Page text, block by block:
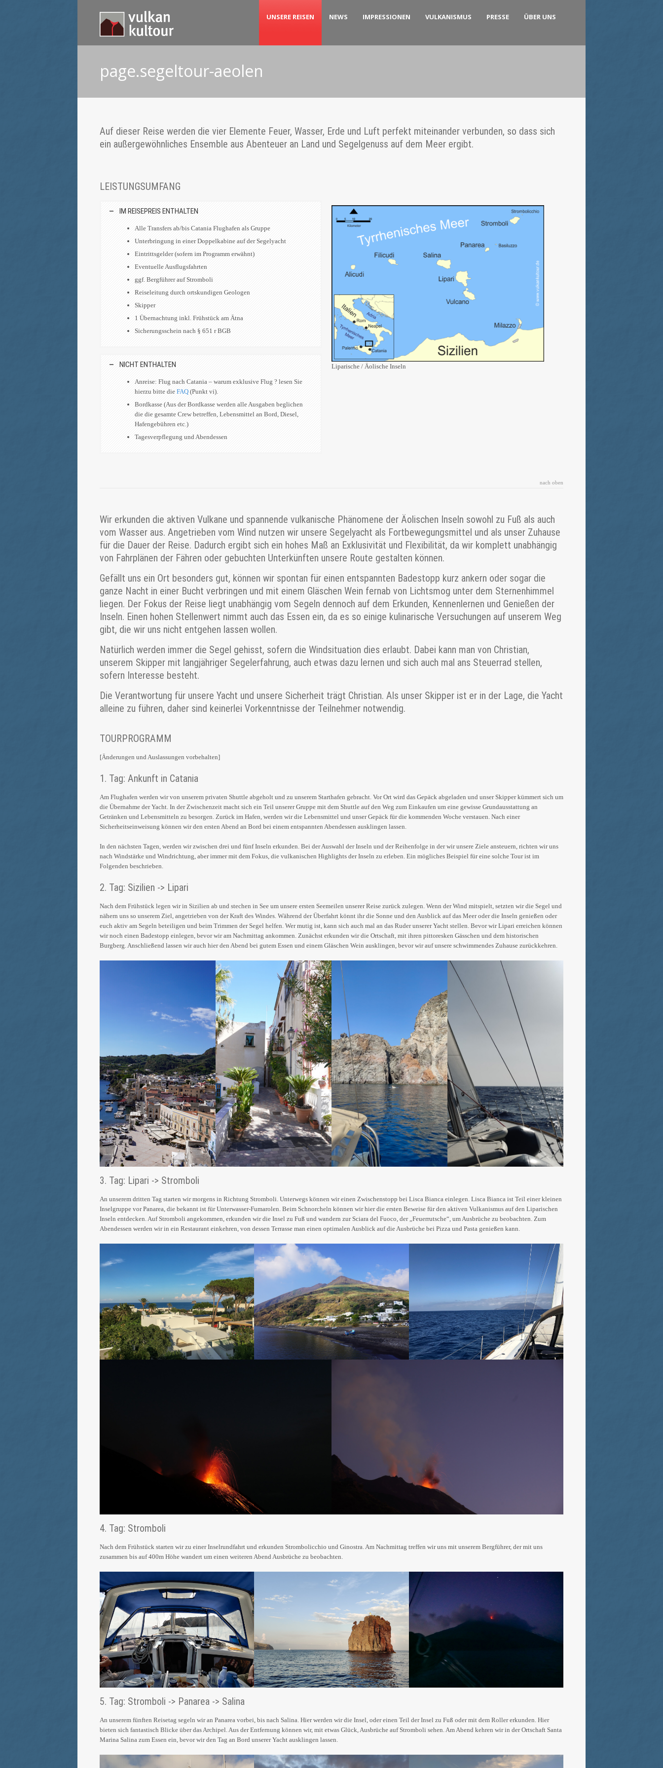
UNSERE REISEN NEWS IMPRESSIONEN VULKANISMUS PRESSE ÜBER UNS
page.segeltour-aeolen
Auf dieser Reise werden die vier Elemente Feuer, Wasser, Erde und Luft perfekt miteinander verbunden, so dass sich
ein außergewöhnliches Ensemble aus Abenteuer an Land und Segelgenuss auf dem Meer ergibt.
LEISTUNGSUMFANG
IM REISEPREIS ENTHALTEN
Alle Transfers ab/bis Catania Flughafen als Gruppe
Unterbringung in einer Doppelkabine auf der Segelyacht
Eintrittsgelder (sofern im Programm erwähnt)
Eventuelle Ausflugsfahrten
ggf. Bergführer auf Stromboli
Reiseleitung durch ortskundigen Geologen
Skipper
1 Übernachtung inkl. Frühstück am Ätna
Sicherungsschein nach § 651 r BGB
NICHT ENTHALTEN
Anreise: Flug nach Catania – warum exklusive Flug ? lesen Sie
hierzu bitte die FAQ (Punkt vi).
Bordkasse (Aus der Bordkasse werden alle Ausgaben beglichen
die die gesamte Crew betreffen, Lebensmittel an Bord, Diesel,
Hafengebühren etc.)
Tagesverpflegung und Abendessen
Liparische / Äolische Inseln
nach oben
Wir erkunden die aktiven Vulkane und spannende vulkanische Phänomene der Äolischen Inseln sowohl zu Fuß als auch
vom Wasser aus. Angetrieben vom Wind nutzen wir unsere Segelyacht als Fortbewegungsmittel und als unser Zuhause
für die Dauer der Reise. Dadurch ergibt sich ein hohes Maß an Exklusivität und Flexibilität, da wir komplett unabhängig
von Fahrplänen der Fähren oder gebuchten Unterkünften unsere Route gestalten können.
Gefällt uns ein Ort besonders gut, können wir spontan für einen entspannten Badestopp kurz ankern oder sogar die
ganze Nacht in einer Bucht verbringen und mit einem Gläschen Wein fernab von Lichtsmog unter dem Sternenhimmel
liegen. Der Fokus der Reise liegt unabhängig vom Segeln dennoch auf dem Erkunden, Kennenlernen und Genießen der
Inseln. Einen hohen Stellenwert nimmt auch das Essen ein, da es so einige kulinarische Versuchungen auf unserem Weg
gibt, die wir uns nicht entgehen lassen wollen.
Natürlich werden immer die Segel gehisst, sofern die Windsituation dies erlaubt. Dabei kann man von Christian,
unserem Skipper mit langjähriger Segelerfahrung, auch etwas dazu lernen und sich auch mal ans Steuerrad stellen,
sofern Interesse besteht.
Die Verantwortung für unsere Yacht und unsere Sicherheit trägt Christian. Als unser Skipper ist er in der Lage, die Yacht
alleine zu führen, daher sind keinerlei Vorkenntnisse der Teilnehmer notwendig.
TOURPROGRAMM
[Änderungen und Auslassungen vorbehalten]
1. Tag: Ankunft in Catania
Am Flughafen werden wir von unserem privaten Shuttle abgeholt und zu unserem Starthafen gebracht. Vor Ort wird das Gepäck abgeladen und unser Skipper kümmert sich um
die Übernahme der Yacht. In der Zwischenzeit macht sich ein Teil unserer Gruppe mit dem Shuttle auf den Weg zum Einkaufen um eine gewisse Grundausstattung an
Getränken und Lebensmitteln zu besorgen. Zurück im Hafen, werden wir die Lebensmittel und unser Gepäck für die kommenden Woche verstauen. Nach einer
Sicherheitseinweisung können wir den ersten Abend an Bord bei einem entspannten Abendessen ausklingen lassen.
In den nächsten Tagen, werden wir zwischen drei und fünf Inseln erkunden. Bei der Auswahl der Inseln und der Reihenfolge in der wir unsere Ziele ansteuern, richten wir uns
nach Windstärke und Windrichtung, aber immer mit dem Fokus, die vulkanischen Highlights der Inseln zu erleben. Ein mögliches Beispiel für eine solche Tour ist im
Folgenden beschrieben.
2. Tag: Sizilien -> Lipari
Nach dem Frühstück legen wir in Sizilien ab und stechen in See um unsere ersten Seemeilen unserer Reise zurück zulegen. Wenn der Wind mitspielt, setzten wir die Segel und
nähern uns so unserem Ziel, angetrieben von der Kraft des Windes. Während der Überfahrt könnt ihr die Sonne und den Ausblick auf das Meer oder die Inseln genießen oder
euch aktiv am Segeln beteiligen und beim Trimmen der Segel helfen. Wer mutig ist, kann sich auch mal an das Ruder unserer Yacht stellen. Bevor wir Lipari erreichen können
wir noch einen Badestopp einlegen, bevor wir am Nachmittag ankommen. Zunächst erkunden wir die Ortschaft, mit ihren pittoresken Gässchen und dem historischen
Burgberg. Anschließend lassen wir auch hier den Abend bei gutem Essen und einem Gläschen Wein ausklingen, bevor wir auf unsere schwimmendes Zuhause zurückkehren.
3. Tag: Lipari -> Stromboli
An unserem dritten Tag starten wir morgens in Richtung Stromboli. Unterwegs können wir einen Zwischenstopp bei Lisca Bianca einlegen. Lisca Bianca ist Teil einer kleinen
Inselgruppe vor Panarea, die bekannt ist für Unterwasser-Fumarolen. Beim Schnorcheln können wir hier die ersten Beweise für den aktiven Vulkanismus auf den Liparischen
Inseln entdecken. Auf Stromboli angekommen, erkunden wir die Insel zu Fuß und wandern zur Sciara del Fuoco, der „Feuerrutsche“, um Ausbrüche zu beobachten. Zum
Abendessen werden wir in ein Restaurant einkehren, von dessen Terrasse man einen optimalen Ausblick auf die Ausbrüche bei Pizza und Pasta genießen kann.
4. Tag: Stromboli
Nach dem Frühstück starten wir zu einer Inselrundfahrt und erkunden Strombolicchio und Ginostra. Am Nachmittag treffen wir uns mit unserem Bergführer, der mit uns
zusammen bis auf 400m Höhe wandert um einen weiteren Abend Ausbrüche zu beobachten.
5. Tag: Stromboli -> Panarea -> Salina
An unserem fünften Reisetag segeln wir an Panarea vorbei, bis nach Salina. Hier werden wir die Insel, oder einen Teil der Insel zu Fuß oder mit dem Roller erkunden. Hier
bieten sich fantastisch Blicke über das Archipel. Aus der Entfernung können wir, mit etwas Glück, Ausbrüche auf Stromboli sehen. Am Abend kehren wir in der Ortschaft Santa
Marina Salina zum Essen ein, bevor wir den Tag an Bord unserer Yacht ausklingen lassen.